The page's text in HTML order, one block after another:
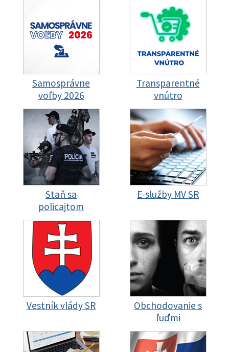
Samosprávne
voľby 2026
Transparentné
vnútro
Staň sa
policajtom
E-služby MV SR
Vestník vlády SR
Obchodovanie s
ľuďmi